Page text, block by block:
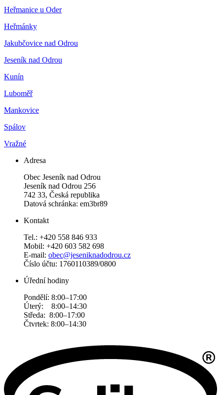
Heřmanice u Oder
Heřmánky
Jakubčovice nad Odrou
Jeseník nad Odrou
Kunín
Luboměř
Mankovice
Spálov
Vražné
Adresa
Obec Jeseník nad Odrou
Jeseník nad Odrou 256
742 33, Česká republika
Datová schránka: em3br89
Kontakt
Tel.: +420 558 846 933
Mobil: +420 603 582 698
E-mail: obec@jeseniknadodrou.cz
Číslo účtu: 1760110389/0800
Úřední hodiny
Pondělí: 8:00–17:00
Úterý: 8:00–14:30
Středa: 8:00–17:00
Čtvrtek: 8:00–14:30